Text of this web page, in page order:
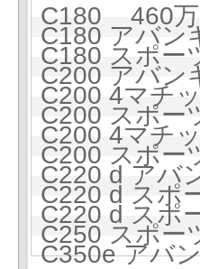
C180 460
C180 アバ
C180 スポ
C200 アバ
C200 4マチ
C200 スポ
C200 4マチ
C200 スポ
C220 d アバ
C220 d スポ
C220 d スポ
C250 スポ
C350e アバ